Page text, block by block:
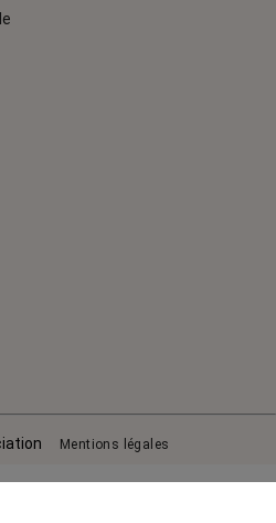
Mentions légales